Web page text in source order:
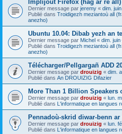
Implijout Firefox (hag ar re
Dernier message par jeremy « dim.
Publié dans Troidigezh meziantoù all
anezho)
Ubuntu 10.04: Dibab yezh an
Dernier message par Michel « dim.
Publié dans Troidigezh meziantoù all
anezho)
Télécharger/Pellgargañ ADD
Dernier message par drouizig « dim.
Publié dans An DROUIZIG Difazier
More Than 1 Billion Speakers
Dernier message par drouizig « lun.
Publié dans L'informatique en langues
Pennadoù-skrid diwar-benn ar
Dernier message par drouizig « lun.
Publié dans L'informatique en langues